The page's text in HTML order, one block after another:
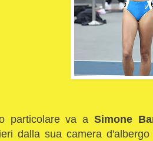
particolare va a Simone
dalla sua camera